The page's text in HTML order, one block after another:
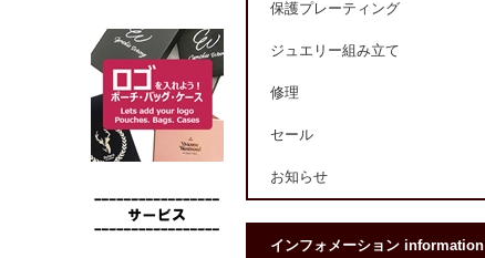
保護プレーティング
ジュエリー組み立て
修理
セール
お知らせ
インフォメーション information